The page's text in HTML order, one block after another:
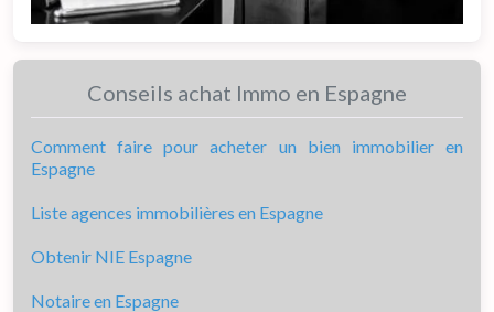
Conseils achat Immo en Espagne
Comment faire pour acheter un bien immobilier en
Espagne
Liste agences immobilières en Espagne
Obtenir NIE Espagne
Notaire en Espagne